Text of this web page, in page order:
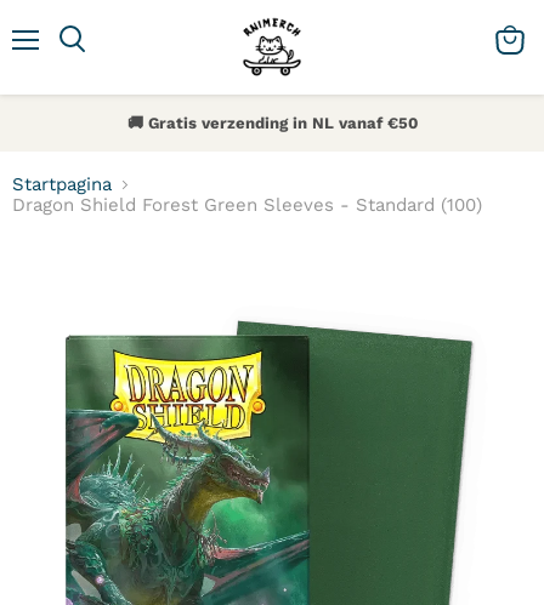
🚚 Gratis verzending in NL vanaf €50
Startpagina
Dragon Shield Forest Green Sleeves - Standard (100)